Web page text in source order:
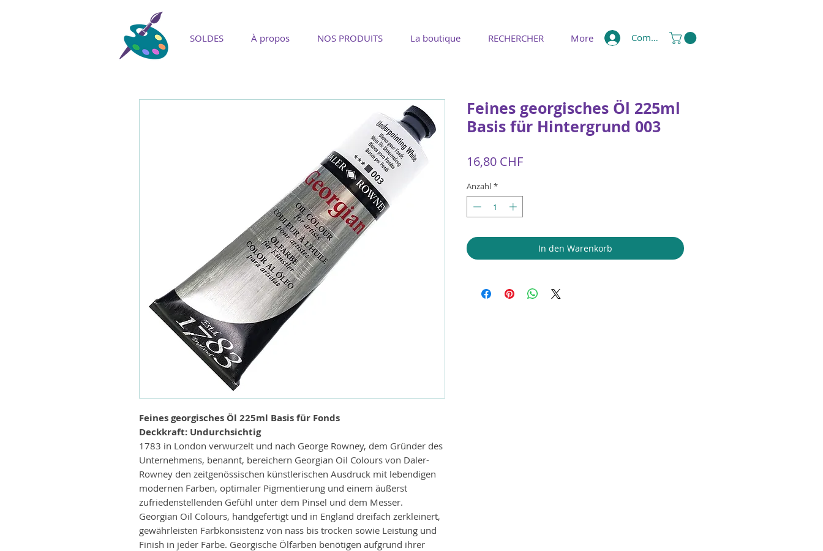
SOLDES À propos NOS PRODUITS La boutique RECHERCHER More Compte
Feines georgisches Öl 225ml Basis für Fonds
Deckkraft: Undurchsichtig
1783 in London verwurzelt und nach George Rowney, dem Gründer des
Unternehmens, benannt, bereichern Georgian Oil Colours von Daler-
Rowney den zeitgenössischen künstlerischen Ausdruck mit lebendigen
modernen Farben, optimaler Pigmentierung und einem äußerst
zufriedenstellenden Gefühl unter dem Pinsel und dem Messer.
Georgian Oil Colours, handgefertigt und in England dreifach zerkleinert,
gewährleisten Farbkonsistenz von nass bis trocken sowie Leistung und
Finish in jeder Farbe. Georgische Ölfarben benötigen aufgrund ihrer
Feines georgisches Öl 225ml
Basis für Hintergrund 003
16,80 CHFPreis
Anzahl *
In den Warenkorb